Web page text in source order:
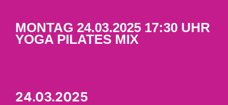
MONTAG 24.03.2025 17:30 UHR
YOGA PILATES MIX
24.03.2025